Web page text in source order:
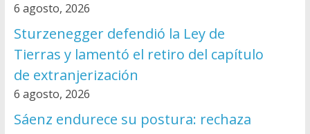
6 agosto, 2026
Sturzenegger defendió la Ley de
Tierras y lamentó el retiro del capítulo
de extranjerización
6 agosto, 2026
Sáenz endurece su postura: rechaza